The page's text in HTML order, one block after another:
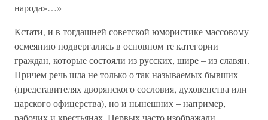
народа»…»
Кстати, и в тогдашней советской юмористике массовому
осмеянию подвергались в основном те категории
граждан, которые состояли из русских, шире – из славян.
Причем речь шла не только о так называемых бывших
(представителях дворянского сословия, духовенства или
царского офицерства), но и нынешних – например,
рабочих и крестьянах. Первых часто изображали